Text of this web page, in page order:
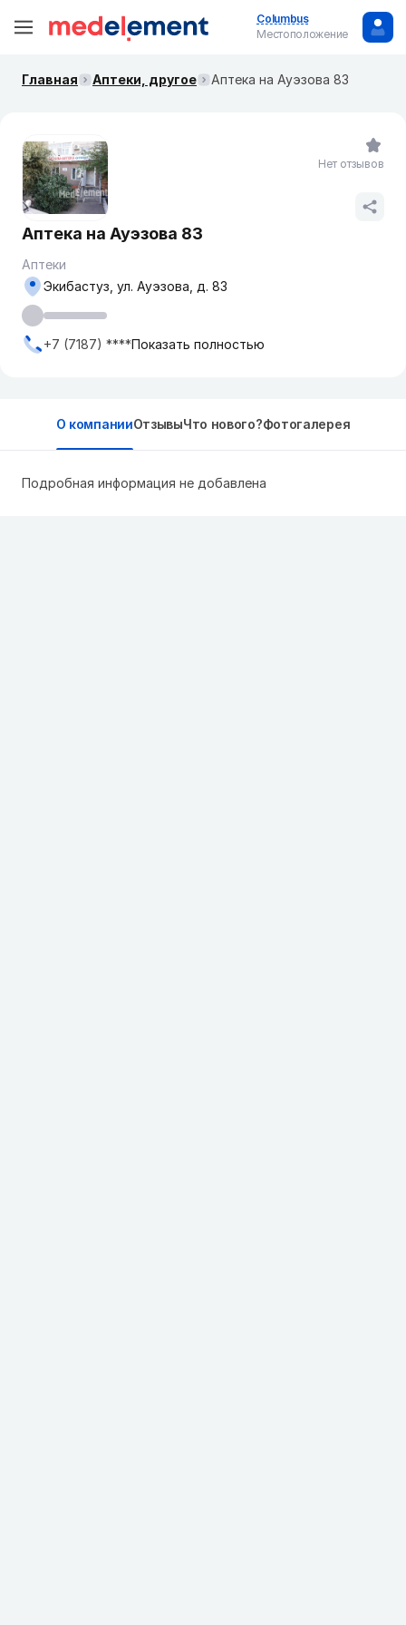
Columbus
Местоположение
Главная Аптеки, другое Аптека на Ауэзова 83
Аптека на Ауэзова 83
Аптеки
Экибастуз, ул. Ауэзова, д. 83
+7 (7187) ****Показать полностью
Нет отзывов
О компанииОтзывыЧто нового?Фотогалерея
Подробная информация не добавлена